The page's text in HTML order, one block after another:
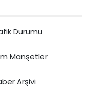
Durumu
Manşetler
Arşivi